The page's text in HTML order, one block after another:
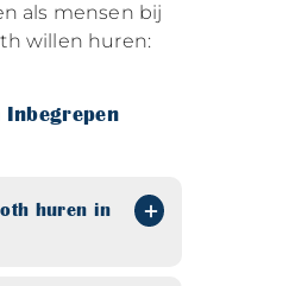
als mensen bij
willen huren:
Inbegrepen
huren in